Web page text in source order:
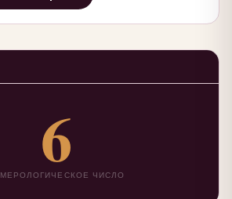
6 ЧИСЛО